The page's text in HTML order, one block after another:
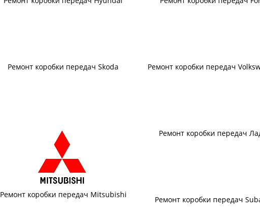
Ремонт коробки передач Skoda Ремонт коробки передач
Ремонт коробки передач Mitsubishi
Ремонт коробки передач
Ремонт коробки передач